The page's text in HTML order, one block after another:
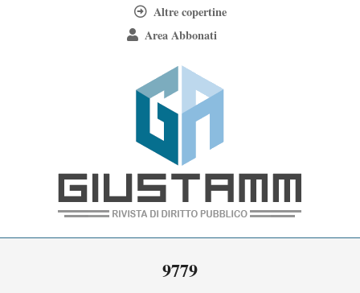
Altre copertine
Area Abbonati
Giustamm
9779